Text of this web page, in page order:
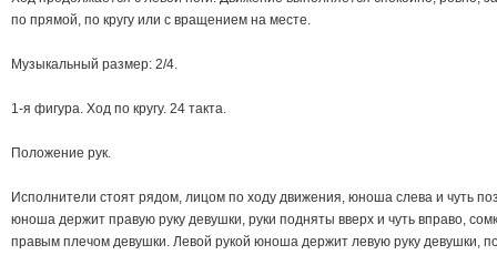
по прямой, по кругу или с вращением на месте.
Музыкальный размер: 2/4.
1-я фигура. Ход по кругу. 24 такта.
Положение рук.
Исполнители стоят рядом, лицом по ходу движения, юноша слева и чуть
юноша держит правую руку девушки, руки подняты вверх и чуть вправо,
правым плечом девушки. Левой рукой юноша держит левую руку девушки,